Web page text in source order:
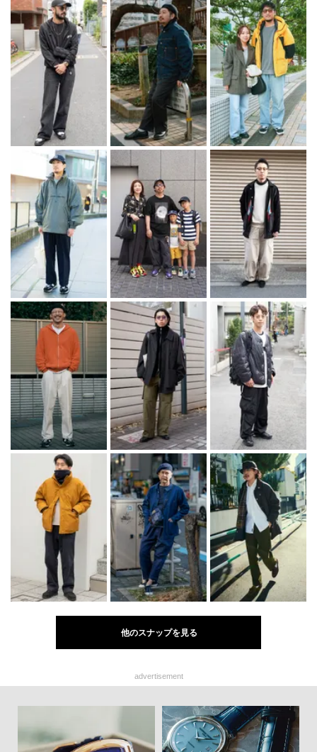
他のスナップを見る
advertisement